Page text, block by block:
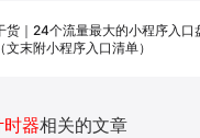
货｜24个流量最大的小程序入口
（文末附小程序入口清单）
器相关的文章